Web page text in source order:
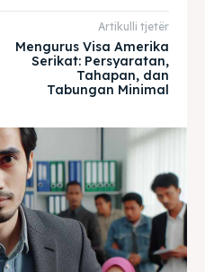
Artikulli tjetër
Mengurus Visa Amerika
Serikat: Persyaratan,
Tahapan, dan
Tabungan Minimal